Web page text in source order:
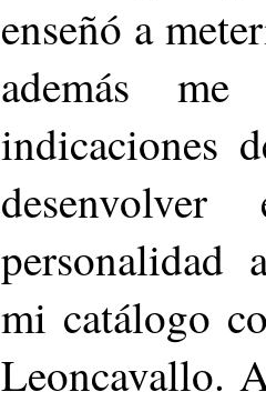
enseñó a
además
indicaciones
personalidad
mi catálogo
Leoncavallo.